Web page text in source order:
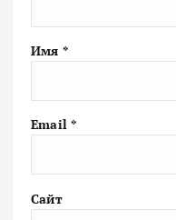
Имя *
Email *
Сайт